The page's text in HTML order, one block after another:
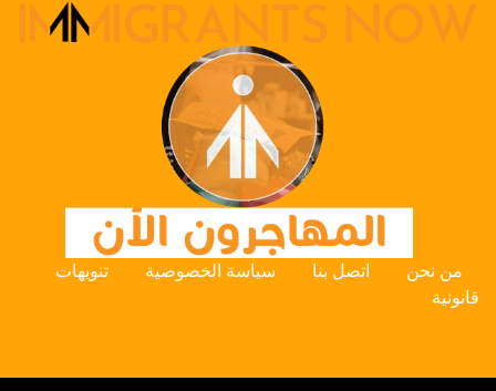
من نحن اتصل بنا سياسة الخصوصية
تنويهات
قانونية